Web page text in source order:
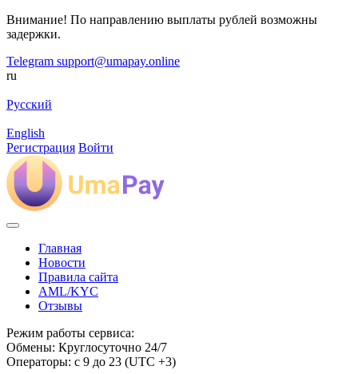
Внимание! По направлению выплаты рублей возможны
задержки.
Telegram support@umapay.online
ru
Русский
English
Регистрация Войти
Главная
Новости
Правила сайта
AML/KYC
Отзывы
Режим работы сервиса:
Обмены: Круглосуточно 24/7
Операторы: с 9 до 23 (UTC +3)